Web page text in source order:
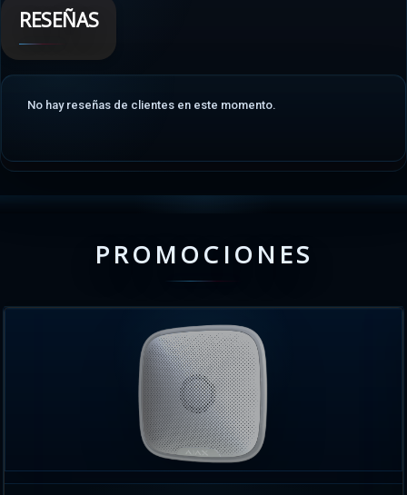
RESEÑAS
No hay reseñas de clientes en este momento.
PROMOCIONES